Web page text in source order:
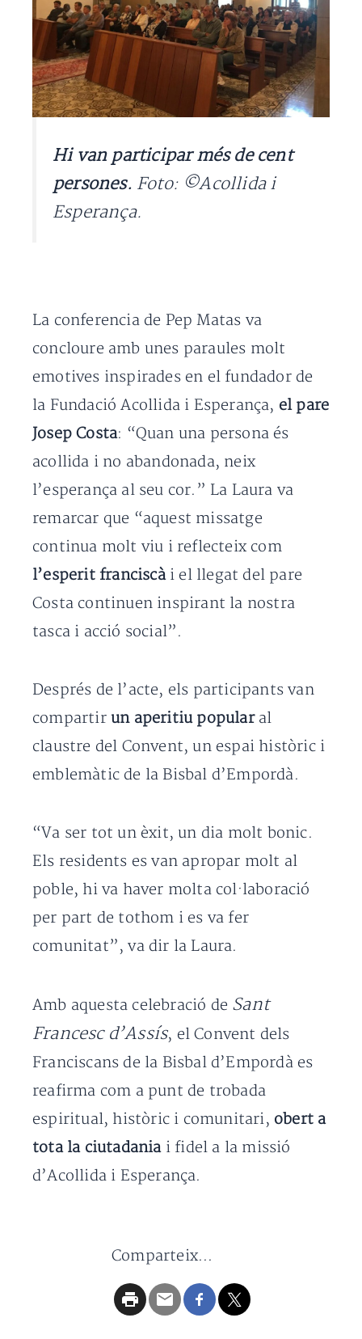
Hi van participar més de cent
persones. Foto: ©Acollida i
Esperança.
La conferencia de Pep Matas va
concloure amb unes paraules molt
emotives inspirades en el fundador de
la Fundació Acollida i Esperança, el pare
Josep Costa: “Quan una persona és
acollida i no abandonada, neix
l’esperança al seu cor.” La Laura va
remarcar que “aquest missatge
continua molt viu i reflecteix com
l’esperit franciscài el llegat del pare
Costa continuen inspirant la nostra
tasca i acció social”.
Després de l’acte, els participants van
compartir un aperitiu popularal
claustre del Convent, un espai històric i
emblemàtic de la Bisbal d’Empordà.
“Va ser tot un èxit, un dia molt bonic.
Els residents es van apropar molt al
poble, hi va haver molta col·laboració
per part de tothom i es va fer
comunitat”, va dir la Laura.
Amb aquesta celebració de Sant
Francesc d’Assís, el Convent dels
Franciscans de la Bisbal d’Empordà es
reafirma com a punt de trobada
espiritual, històric i comunitari, obert a
tota la ciutadaniai fidel a la missió
d’Acollida i Esperança.
Comparteix...